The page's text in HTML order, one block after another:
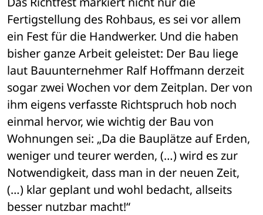
Fertigstellung des Rohbaus, es sei vor allem
ein Fest für die Handwerker. Und die haben
bisher ganze Arbeit geleistet: Der Bau liege
laut Bauunternehmer Ralf Hoffmann derzeit
sogar zwei Wochen vor dem Zeitplan. Der von
ihm eigens verfasste Richtspruch hob noch
einmal hervor, wie wichtig der Bau von
Wohnungen sei: „Da die Bauplätze auf Erden,
weniger und teurer werden, (…) wird es zur
Notwendigkeit, dass man in der neuen Zeit,
(…) klar geplant und wohl bedacht, allseits
besser nutzbar macht!“